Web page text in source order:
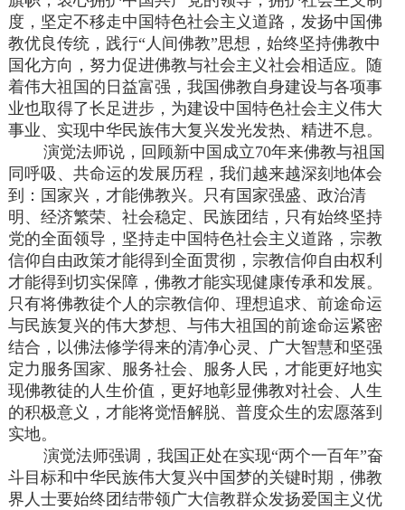
度，坚定不移走中国特色社会主义道路，发扬中国佛
教优良传统，践行“人间佛教”思想，始终坚持佛教中
国化方向，努力促进佛教与社会主义社会相适应。随
着伟大祖国的日益富强，我国佛教自身建设与各项事
业也取得了长足进步，为建设中国特色社会主义伟大
事业、实现中华民族伟大复兴发光发热、精进不息。
演觉法师说，回顾新中国成立70年来佛教与祖国
同呼吸、共命运的发展历程，我们越来越深刻地体会
到：国家兴，才能佛教兴。只有国家强盛、政治清
明、经济繁荣、社会稳定、民族团结，只有始终坚持
党的全面领导，坚持走中国特色社会主义道路，宗教
信仰自由政策才能得到全面贯彻，宗教信仰自由权利
才能得到切实保障，佛教才能实现健康传承和发展。
只有将佛教徒个人的宗教信仰、理想追求、前途命运
与民族复兴的伟大梦想、与伟大祖国的前途命运紧密
结合，以佛法修学得来的清净心灵、广大智慧和坚强
定力服务国家、服务社会、服务人民，才能更好地实
现佛教徒的人生价值，更好地彰显佛教对社会、人生
的积极意义，才能将觉悟解脱、普度众生的宏愿落到
实地。
演觉法师强调，我国正处在实现“两个一百年”奋
斗目标和中华民族伟大复兴中国梦的关键时期，佛教
界人士要始终团结带领广大信教群众发扬爱国主义优